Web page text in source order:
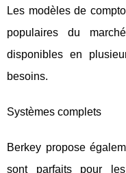
Les modèles de
populaires du
disponibles en
besoins.
Systèmes complets
Berkey propose
sont parfaits pour